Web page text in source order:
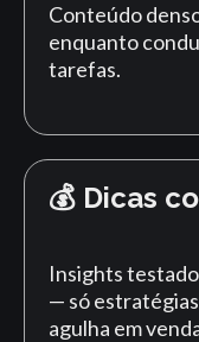
Conteúdo
enquanto
tarefas.
💰 Dicas
Insights
— só
agulha em